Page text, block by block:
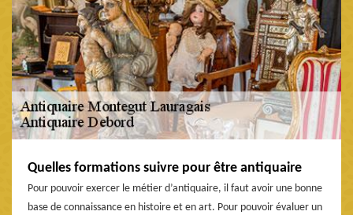
Quelles formations suivre pour être antiquaire
Pour pouvoir exercer le métier d’antiquaire, il faut avoir une bonne
base de connaissance en histoire et en art. Pour pouvoir évaluer un